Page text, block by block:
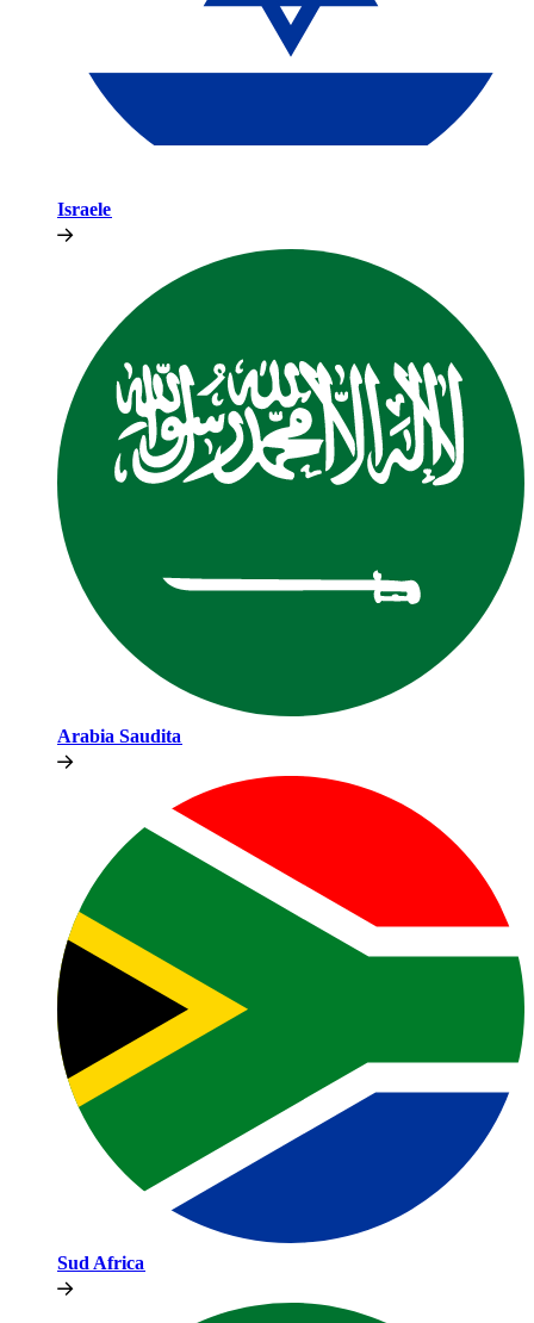
Israele​​
Arabia Saudita​​
Sud Africa​​